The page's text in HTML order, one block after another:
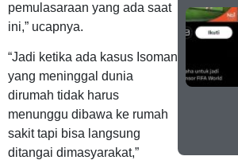
pemulasaraan yang ada saat
ini,” ucapnya.
“Jadi ketika ada kasus Isoman
yang meninggal dunia
dirumah tidak harus
menunggu dibawa ke rumah
sakit tapi bisa langsung
ditangai dimasyarakat,”